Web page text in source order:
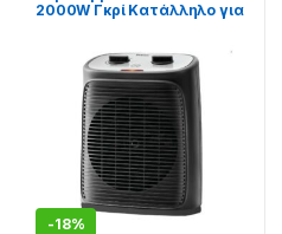
2000W Γκρί Κατάλληλο για
-18%